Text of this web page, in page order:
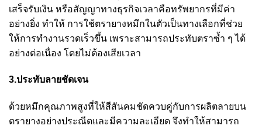
เสร็จรับเงิน หรือสัญญาทางธุรกิจเวลาคือทรัพยากรที่มีค่า
อย่างยิ่ง ทำให้ การใช้ตรายางหมึกในตัวเป็นทางเลือกที่ช่วย
ให้การทำงานรวดเร็วขึ้น เพราะสามารถประทับตราซ้ำ ๆ ได้
อย่างต่อเนื่อง โดยไม่ต้องเสียเวลา
3.ประทับลายชัดเจน
ด้วยหมึกคุณภาพสูงที่ให้สีสันคมชัดควบคู่กับการผลิตลายบน
ตรายางอย่างประณีตและมีความละเอียด จึงทำให้สามารถ